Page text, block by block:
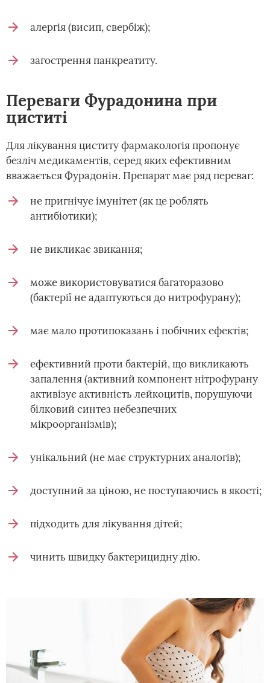
алергія (висип, свербіж);
загострення панкреатиту.
Переваги Фурадонина при
циститі
Для лікування циститу фармакологія пропонує
безліч медикаментів, серед яких ефективним
вважається Фурадонін. Препарат має ряд переваг:
не пригнічує імунітет (як це роблять
антибіотики);
не викликає звикання;
може використовуватися багаторазово
(бактерії не адаптуються до нитрофурану);
має мало протипоказань і побічних ефектів;
ефективний проти бактерій, що викликають
запалення (активний компонент нітрофурану
активізує активність лейкоцитів, порушуючи
білковий синтез небезпечних
мікроорганізмів);
унікальний (не має структурних аналогів);
доступний за ціною, не поступаючись в якості;
підходить для лікування дітей;
чинить швидку бактерицидну дію.